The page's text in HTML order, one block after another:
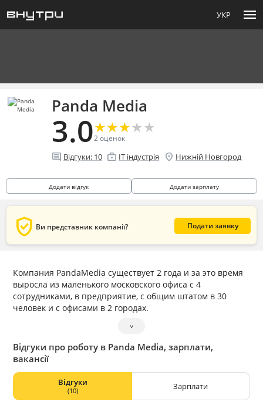
УКР menu
Panda Media
3.0★
★★
★★
★★
★★
★
2оценок
comment Відгуки: 10 enterprise IT індустрія location_on Нижній Новгород
Додати відгук Додати зарплату
verified_user Ви представник компанії? Подати заявку
Компания PandaMedia существует 2 года и за это время
выросла из маленького московского офиса с 4
сотрудниками, в предприятие, с общим штатом в 30
человек и с офисами в 2 городах.
˅
Відгуки про роботу в Panda Media, зарплати,
вакансії
Відгуки
(10) Зарплати